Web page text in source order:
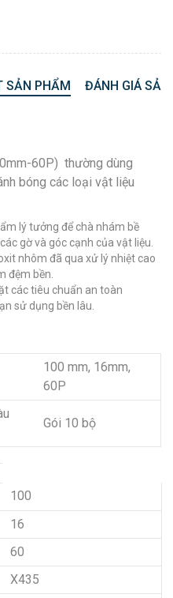
SẢN PHẨM ĐÁNH GIÁ
60P) thường dùng
bóng các loại vật liệu
lý tưởng để chà nhám bề
gờ và góc cạnh của vật liệu.
nhôm đã qua xử lý nhiệt cao
đệm bền.
các tiêu chuẩn an toàn
sử dụng bền lâu.
100 mm, 16mm,
60P
Gói 10 bộ
100
16
60
X435